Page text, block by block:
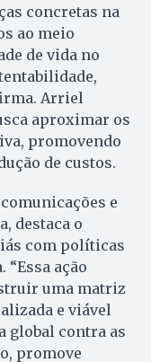
concretas na
ao meio
de vida no
Arriel
aproximar os
promovendo
de custos.
e
destaca o
com políticas
ação
uma matriz
e viável
global contra as
promove